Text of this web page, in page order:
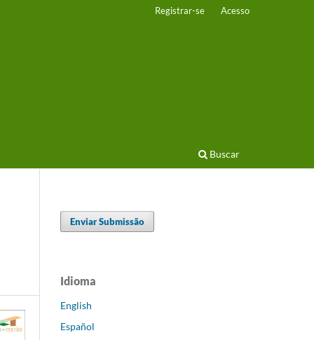
Buscar
Registrar-se Acesso
Enviar Submissão
Idioma
English
Español